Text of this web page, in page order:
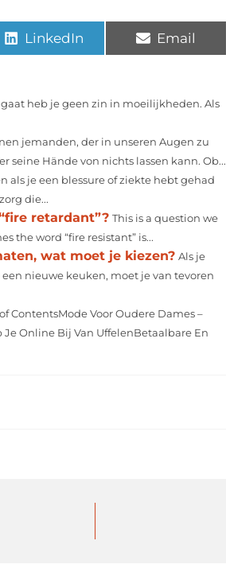
LinkedIn Email
heb je geen zin in moeilijkheden. Als
jemanden, der in unseren Augen zu
seine Hände von nichts lassen kann. Ob...
als je een blessure of ziekte hebt gehad
die...
retardant”? This is a question we
the word “fire resistant” is...
wat moet je kiezen? Als je
nieuwe keuken, moet je van tevoren
ContentsMode Voor Oudere Dames –
Je Online Bij Van UffelenBetaalbare En